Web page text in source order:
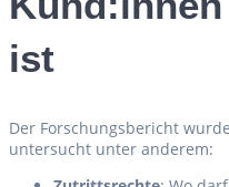
ist
Der Forschungsbericht
untersucht unter anderem: